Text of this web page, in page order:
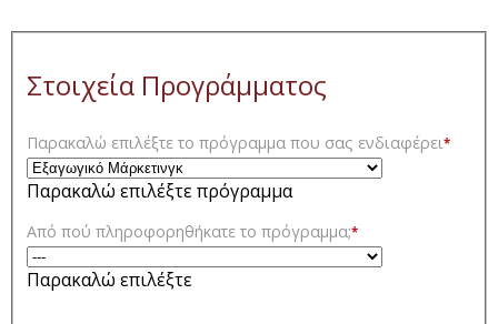
Στοιχεία Προγράμματος
Παρακαλώ επιλέξτε το πρόγραμμα που σας ενδιαφέρει*
Παρακαλώ επιλέξτε πρόγραμμα
Από πού πληροφορηθήκατε το πρόγραμμα;*
Παρακαλώ επιλέξτε